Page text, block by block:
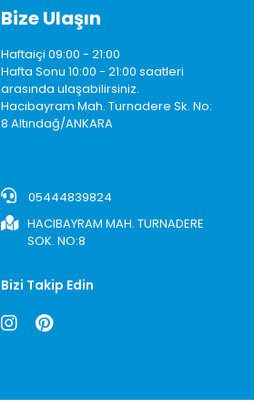
Bize Ulaşın
Haftaiçi 09:00 - 21:00
Hafta Sonu 10:00 - 21:00 saatleri
arasında ulaşabilirsiniz.
Hacıbayram Mah. Turnadere Sk. No:
8 Altındağ/ANKARA
05444839824
HACIBAYRAM MAH. TURNADERE
SOK. NO:8
Bizi Takip Edin